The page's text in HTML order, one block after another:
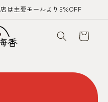
は主要モールより5％OFF
ー